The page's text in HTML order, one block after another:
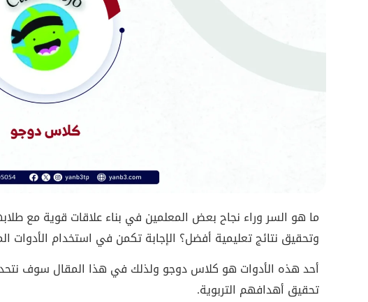
ما هو السر وراء نجاح بعض المعلمين في بناء علاقات قوية مع
وتحقيق نتائج تعليمية أفضل؟ الإجابة تكمن في استخدام الأدوات
أحد هذه الأدوات هو كلاس دوجو ولذلك في هذا المقال سوف
تحقيق أهدافهم التربوية.